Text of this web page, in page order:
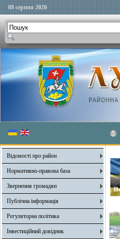
08 серпня 2026
Відомості про район
Нормативно-правова база
Звернення громадян
Публічна інформація
Регуляторна політика
Інвестиційний довідник